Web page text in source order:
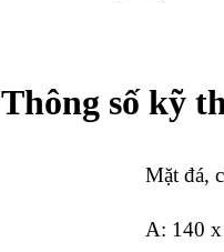
Thông số kỹ
Mặt đá,
A: 140